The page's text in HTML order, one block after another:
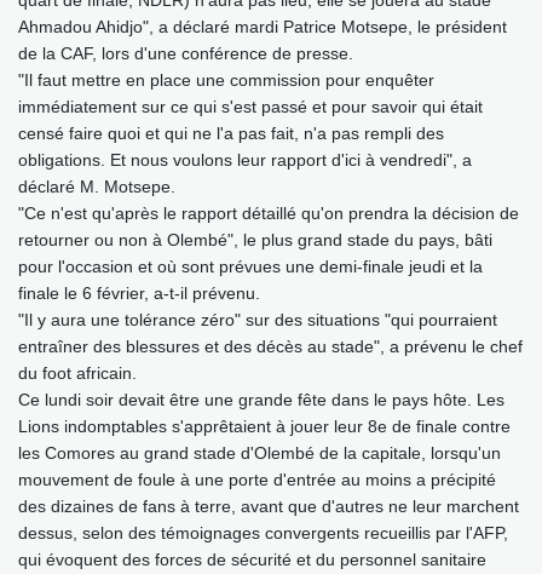
Ahmadou Ahidjo", a déclaré mardi Patrice Motsepe, le président
de la CAF, lors d'une conférence de presse.
"Il faut mettre en place une commission pour enquêter
immédiatement sur ce qui s'est passé et pour savoir qui était
censé faire quoi et qui ne l'a pas fait, n'a pas rempli des
obligations. Et nous voulons leur rapport d'ici à vendredi", a
déclaré M. Motsepe.
"Ce n'est qu'après le rapport détaillé qu'on prendra la décision de
retourner ou non à Olembé", le plus grand stade du pays, bâti
pour l'occasion et où sont prévues une demi-finale jeudi et la
finale le 6 février, a-t-il prévenu.
"Il y aura une tolérance zéro" sur des situations "qui pourraient
entraîner des blessures et des décès au stade", a prévenu le chef
du foot africain.
Ce lundi soir devait être une grande fête dans le pays hôte. Les
Lions indomptables s'apprêtaient à jouer leur 8e de finale contre
les Comores au grand stade d'Olembé de la capitale, lorsqu'un
mouvement de foule à une porte d'entrée au moins a précipité
des dizaines de fans à terre, avant que d'autres ne leur marchent
dessus, selon des témoignages convergents recueillis par l'AFP,
qui évoquent des forces de sécurité et du personnel sanitaire